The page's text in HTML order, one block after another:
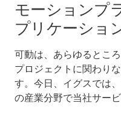
モーションプ
プリケーショ
可動は、あらゆるとこ
プロジェクトに関わり
す。今日、イグスでは
の産業分野で当社サー